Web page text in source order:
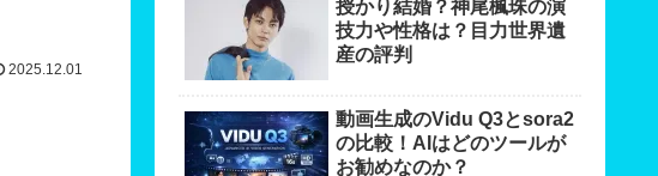
2025.12.01
授かり結婚？神尾楓珠の演
技力や性格は？目力世界遺
産の評判
動画生成のVidu Q3とsora2
の比較！AIはどのツールが
お勧めなのか？